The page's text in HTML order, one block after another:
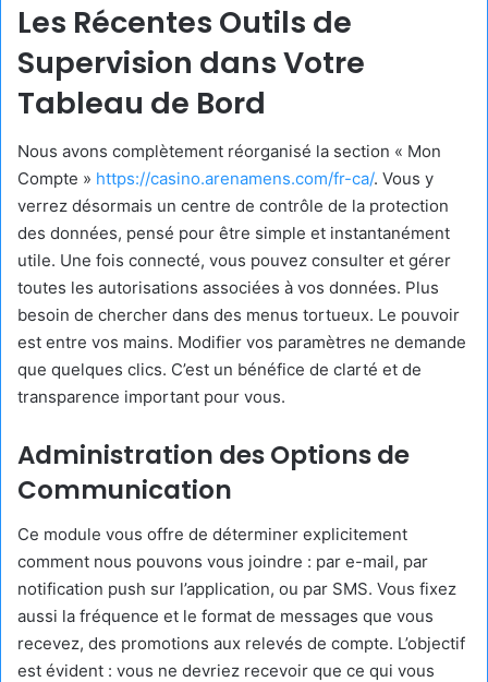
Les Récentes Outils de
Supervision dans Votre
Tableau de Bord
Nous avons complètement réorganisé la section « Mon
Compte » https://casino.arenamens.com/fr-ca/. Vous y
verrez désormais un centre de contrôle de la protection
des données, pensé pour être simple et instantanément
utile. Une fois connecté, vous pouvez consulter et gérer
toutes les autorisations associées à vos données. Plus
besoin de chercher dans des menus tortueux. Le pouvoir
est entre vos mains. Modifier vos paramètres ne demande
que quelques clics. C’est un bénéfice de clarté et de
transparence important pour vous.
Administration des Options de
Communication
Ce module vous offre de déterminer explicitement
comment nous pouvons vous joindre : par e-mail, par
notification push sur l’application, ou par SMS. Vous fixez
aussi la fréquence et le format de messages que vous
recevez, des promotions aux relevés de compte. L’objectif
est évident : vous ne devriez recevoir que ce qui vous